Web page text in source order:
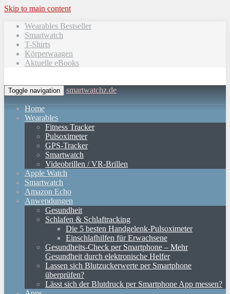
Skip to main content
Wearables Bestseller
Smartwatch
T-Shirts
Körperwaagen
Aktuelle eBooks
Toggle navigation smartwatchz.de
Home
Wearables
Fitness Tracker
Pulsoximeter
GPS-Tracker
Smartwatch
Videobrillen / VR-Brillen
Apple Watch
Smartwatch
Amazon Echo
Anwendungen
Gesundheit
Schlafen & Schlaftracking
Die 5 besten Handgelenk-Pulsoximeter
Einschlafhilfen für Erwachsene
Gesundheits-Check per Smartphone – Mehr
Gesundheit durch elektronische Helfer
Lassen sich Blutzuckerwerte per Smartphone
überprüfen?
Lässt sich der Blutdruck per Smartphone App messen?